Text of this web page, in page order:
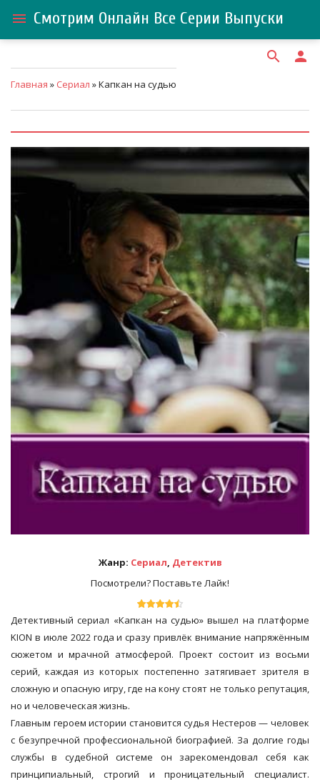
menu Смотрим Онлайн Все Серии Выпуски
search person
Главная » Сериал » Капкан на судью
Жанр: Сериал, Детектив
Посмотрели? Поставьте Лайк!
Детективный сериал «Капкан на судью» вышел на платформе
KION в июле 2022 года и сразу привлёк внимание напряжённым
сюжетом и мрачной атмосферой. Проект состоит из восьми
серий, каждая из которых постепенно затягивает зрителя в
сложную и опасную игру, где на кону стоят не только репутация,
но и человеческая жизнь.
Главным героем истории становится судья Нестеров — человек
с безупречной профессиональной биографией. За долгие годы
службы в судебной системе он зарекомендовал себя как
принципиальный, строгий и проницательный специалист.